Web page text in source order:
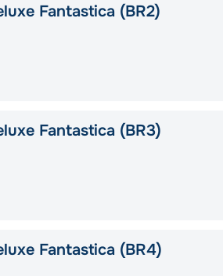
Fantastica (BR2)
Fantastica (BR3)
Fantastica (BR4)